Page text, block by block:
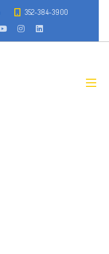
352-384-3900